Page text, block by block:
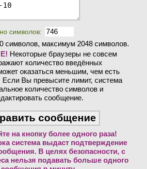
символов:
символов, максимум 2048 символов.
Некоторые браузеры не совсем
количество введённых
оказаться меньшим, чем есть
Если Вы превысите лимит, система
количество символов и
сообщение.
на кнопку более одного раза!
система выдаст подтверждение
В целях безопасности, с
нельзя подавать больше одного